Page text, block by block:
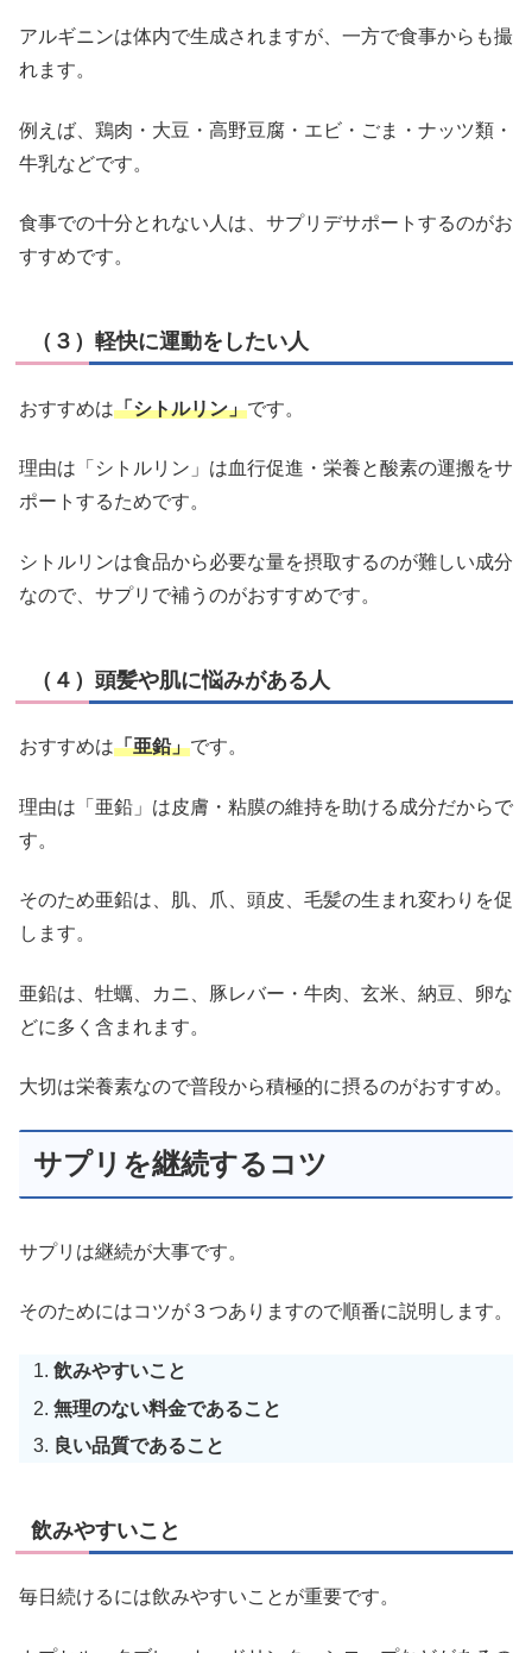
アルギニンは体内で生成されますが、一方で食事からも撮
れます。
例えば、鶏肉・大豆・高野豆腐・エビ・ごま・ナッツ類・
牛乳などです。
食事での十分とれない人は、サプリデサポートするのがお
すすめです。
（３）軽快に運動をしたい人
おすすめは「シトルリン」です。
理由は「シトルリン」は血行促進・栄養と酸素の運搬をサ
ポートするためです。
シトルリンは食品から必要な量を摂取するのが難しい成分
なので、サプリで補うのがおすすめです。
（４）頭髪や肌に悩みがある人
おすすめは「亜鉛」です。
理由は「亜鉛」は皮膚・粘膜の維持を助ける成分だからで
す。
そのため亜鉛は、肌、爪、頭皮、毛髪の生まれ変わりを促
します。
亜鉛は、牡蠣、カニ、豚レバー・牛肉、玄米、納豆、卵な
どに多く含まれます。
大切は栄養素なので普段から積極的に摂るのがおすすめ。
サプリを継続するコツ
サプリは継続が大事です。
そのためにはコツが３つありますので順番に説明します。
飲みやすいこと
無理のない料金であること
良い品質であること
飲みやすいこと
毎日続けるには飲みやすいことが重要です。